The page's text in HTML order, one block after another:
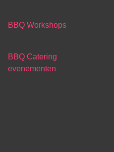
BBQ Workshops
BBQ Catering
evenementen